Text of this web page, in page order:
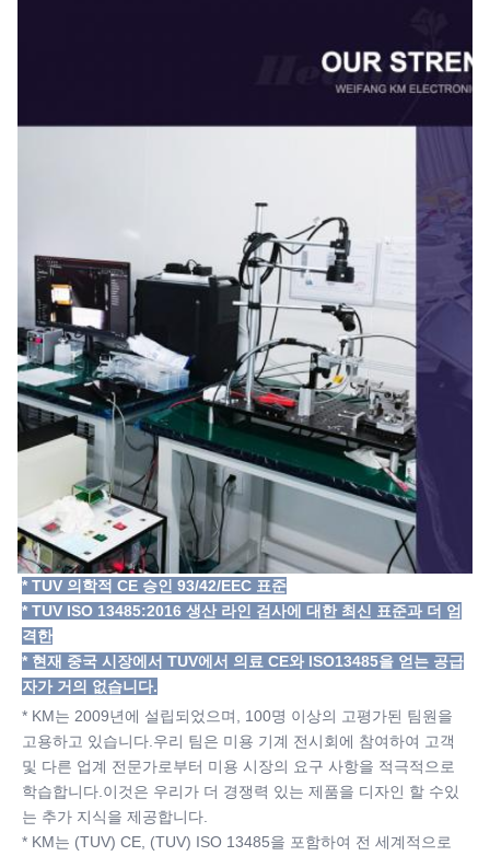
* TUV 의학적 CE 승인 93/42/EEC 표준
* TUV ISO 13485:2016 생산 라인 검사에 대한 최신 표준과 더 엄
격한
* 현재 중국 시장에서 TUV에서 의료 CE와 ISO13485을 얻는 공급
자가 거의 없습니다.
* KM는 2009년에 설립되었으며, 100명 이상의 고평가된 팀원을
고용하고 있습니다.우리 팀은 미용 기계 전시회에 참여하여 고객
및 다른 업계 전문가로부터 미용 시장의 요구 사항을 적극적으로
학습합니다.이것은 우리가 더 경쟁력 있는 제품을 디자인 할 수있
는 추가 지식을 제공합니다.
* KM는 (TUV) CE, (TUV) ISO 13485을 포함하여 전 세계적으로